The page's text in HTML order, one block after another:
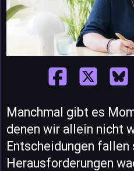
Manchmal gibt es
denen wir allein nicht
Entscheidungen fallen
Herausforderungen